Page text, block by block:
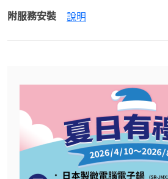
附服務安裝 說明